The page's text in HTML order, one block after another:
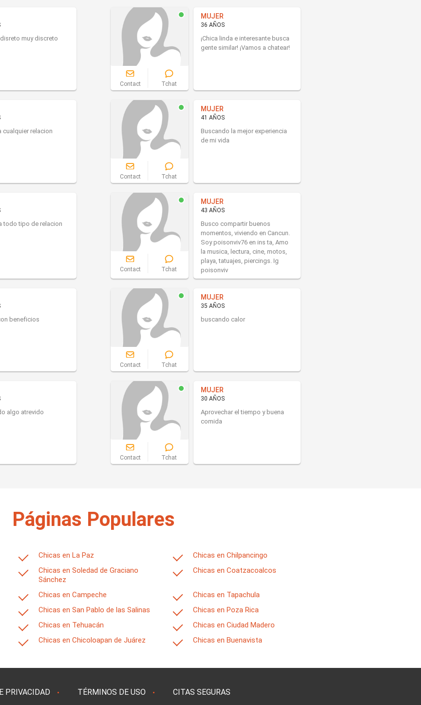
muy discreto
Contact Tchat
MUJER
36 AÑOS
¡Chica linda e interesante busca
gente similar! ¡Vamos a chatear!
cualquier relacion
Contact Tchat
MUJER
41 AÑOS
Buscando la mejor experiencia
de mi vida
todo tipo de relacion
Contact Tchat
MUJER
43 AÑOS
Busco compartir buenos
momentos, viviendo en Cancun.
Soy poisonviv76 en ins ta, Amo
la musica, lectura, cine, motos,
playa, tatuajes, piercings. Ig
poisonviv
beneficios
Contact Tchat
MUJER
35 AÑOS
buscando calor
algo atrevido
Contact Tchat
MUJER
30 AÑOS
Aprovechar el tiempo y buena
comida
Páginas Populares
Chicas en La Paz
Chicas en Chilpancingo
Chicas en Soledad de Graciano
Sánchez
Chicas en Coatzacoalcos
Chicas en Campeche
Chicas en Tapachula
Chicas en San Pablo de las Salinas
Chicas en Poza Rica
Chicas en Tehuacán
Chicas en Ciudad Madero
Chicas en Chicoloapan de Juárez Chicas en Buenavista
PRIVACIDAD TÉRMINOS DE USO CITAS SEGURAS